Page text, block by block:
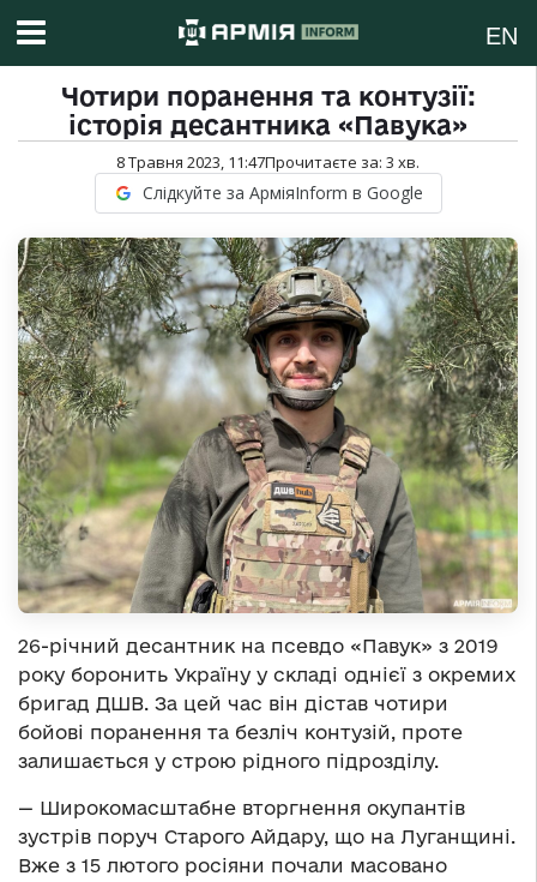
EN
Чотири поранення та контузії:
історія десантника «Павука»
8 Травня 2023, 11:47Прочитаєте за: 3 хв.
Слідкуйте за АрміяInform в Google
26-річний десантник на псевдо «Павук» з 2019
року боронить Україну у складі однієї з окремих
бригад ДШВ. За цей час він дістав чотири
бойові поранення та безліч контузій, проте
залишається у строю рідного підрозділу.
— Широкомасштабне вторгнення окупантів
зустрів поруч Старого Айдару, що на Луганщині.
Вже з 15 лютого росіяни почали масовано